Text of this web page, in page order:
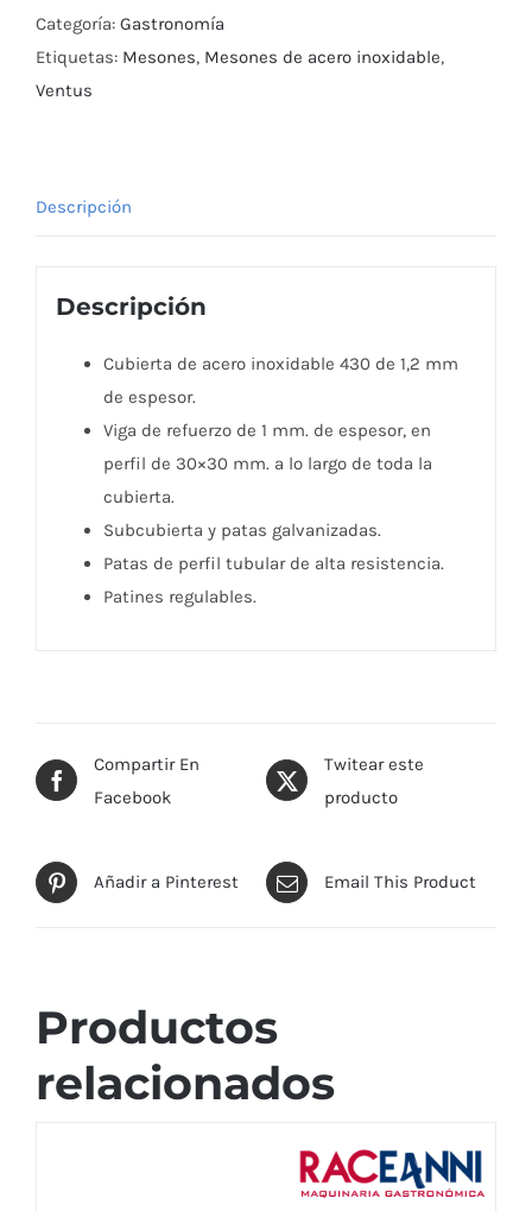
Categoría: Gastronomía
Etiquetas: Mesones, Mesones de acero inoxidable,
Ventus
Descripción
Descripción
Cubierta de acero inoxidable 430 de 1,2 mm
de espesor.
Viga de refuerzo de 1 mm. de espesor, en
perfil de 30×30 mm. a lo largo de toda la
cubierta.
Subcubierta y patas galvanizadas.
Patas de perfil tubular de alta resistencia.
Patines regulables.
Compartir En
Facebook
Twitear este
producto
Añadir a Pinterest Email This Product
Productos
relacionados